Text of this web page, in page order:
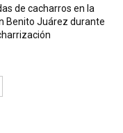
de cacharros en la
Benito Juárez durante